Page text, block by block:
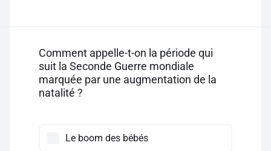
Comment appelle-t-on la période qui
suit la Seconde Guerre mondiale
marquée par une augmentation de la
natalité ?
Le boom des bébés